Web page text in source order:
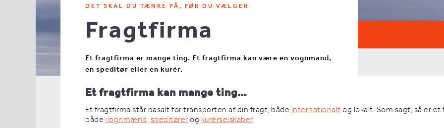
DET SKAL DU TÆNKE PÅ, FØR DU VÆLGER
Fragtfirma
Et fragtfirma er mange ting. Et fragtfirma kan være en vognmand,
en speditør eller en kurér.
Et fragtfirma kan mange ting…
Et fragtfirma står basalt for transporten af din fragt, bådeinternationaltog lokalt. Som sagt, så er
bådevognmænd,speditørerogkurérselskaber.